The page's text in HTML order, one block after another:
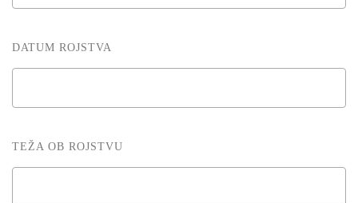
DATUM ROJSTVA
TEŽA OB ROJSTVU